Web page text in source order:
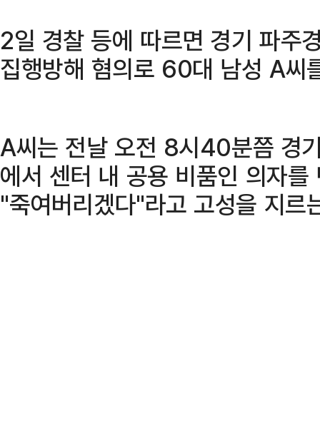
2일 경찰 등에 따르면 경기 파주
집행방해 혐의로 60대 남성 A씨
A씨는 전날 오전 8시40분쯤 경
에서 센터 내 공용 비품인 의자
"죽여버리겠다"라고 고성을 지르